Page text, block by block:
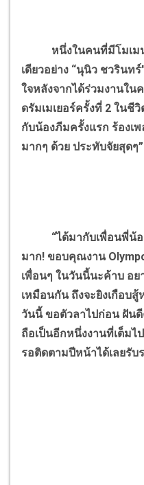
หนึ่งในคนที่มีโมเมน
เดียวอย่าง “นุนิว ชวรินท
ใจหลังจากได้ร่วมงานใน
ดรัมเมเยอร์ครั้งที่ 2 ใน
กับน้องภีมครั้งแรก ร้องเ
มากๆ ด้วย ประทับจัยสุดๆ”
“ได้มากับเพื่อนพี่น้อง
มาก! ขอบคุณงาน
เพื่อนๆ ในวันนี้นะค้าบ อ
เหมือนกัน ถึงจะยิงเกือบ
วันนี้ ขอตัวลาไปก่อน ฝันดี
ถือเป็นอีกหนึ่งงานที่เต็มไ
รอติดตามปีหน้าได้เลยรั